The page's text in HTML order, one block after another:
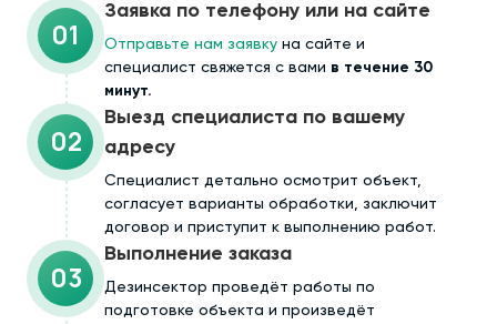
01
Заявка по телефону или на сайте
Отправьте нам заявку на сайте и
специалист свяжется с вами в течение 30
минут.
02
Выезд специалиста по вашему
адресу
Cпециалист детально осмотрит объект,
согласует варианты обработки, заключит
договор и приступит к выполнению работ.
03
Выполнение заказа
Дезинсектор проведёт работы по
подготовке объекта и произведёт